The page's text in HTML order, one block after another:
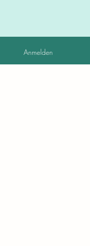
Anmelden